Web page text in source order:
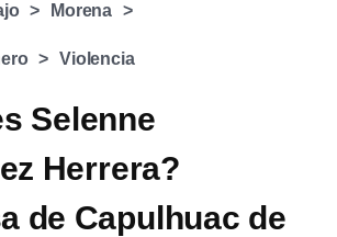
Morena
Violencia
Selenne
Herrera?
de Capulhuac de